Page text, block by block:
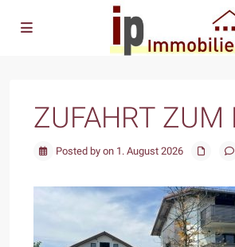
ZUFAHRT ZUM
Posted by on 1. August 2026